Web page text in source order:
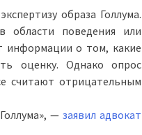
образа Голлума.
области поведения или
информации о том, какие
оценку. Однако опрос
считают отрицательным
— заявил адвокат